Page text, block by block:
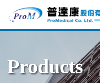
Products